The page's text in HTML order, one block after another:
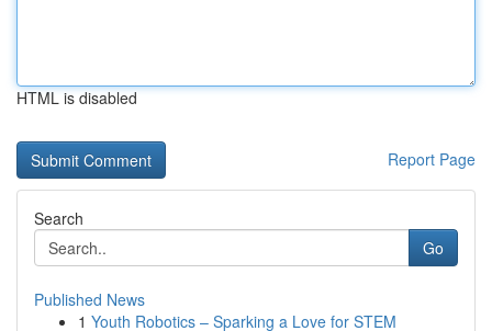
HTML is disabled
Report Page
Search
Go
Published News
1 Youth Robotics – Sparking a Love for STEM